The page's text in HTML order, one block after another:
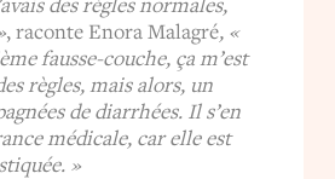
, raconte Enora Malagré, «
fausse-couche, ça m’est
règles, mais alors, un
de diarrhées. Il s’en
médicale, car elle est
»